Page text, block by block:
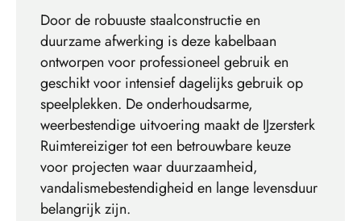
Door de robuuste staalconstructie en
duurzame afwerking is deze kabelbaan
ontworpen voor professioneel gebruik en
geschikt voor intensief dagelijks gebruik op
speelplekken. De onderhoudsarme,
weerbestendige uitvoering maakt de IJzersterk
Ruimtereiziger tot een betrouwbare keuze
voor projecten waar duurzaamheid,
vandalismebestendigheid en lange levensduur
belangrijk zijn.